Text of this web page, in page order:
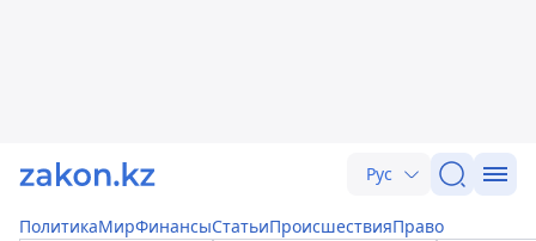
Рус
ПолитикаМирФинансыСтатьиПроисшествияПраво